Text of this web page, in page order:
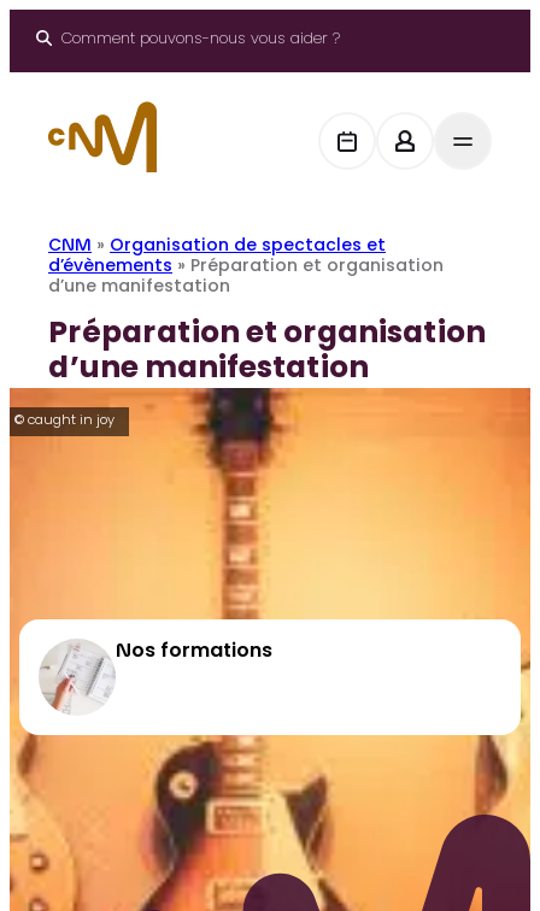
Comment pouvons-nous vous aider ?
CNM » Organisation de spectacles et
d’évènements » Préparation et organisation
d’une manifestation
Préparation et organisation
d’une manifestation
© caught in joy
Nos formations